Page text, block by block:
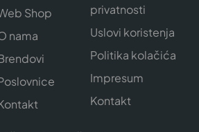
Shop
nama
privatnosti
Uslovi koristenja
Politika kolačića
Impresum
Kontakt